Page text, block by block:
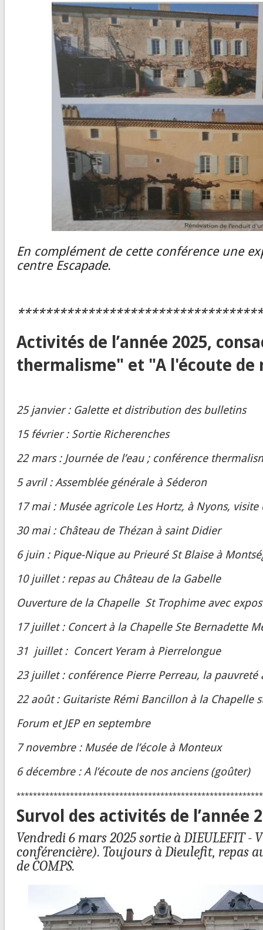
En complément de cette conférence une
centre Escapade.
Activités de l’année 2025,
thermalisme" et "A l'écoute de
25 janvier : Galette et distribution des bulletins
15 février : Sortie Richerenches
22 mars : Journée de l’eau ; conférence
5 avril : Assemblée générale à Séderon
17 mai : Musée agricole Les Hortz, à Nyons,
30 mai : Château de Thézan à saint Didier
6 juin : Pique-Nique au Prieuré St Blaise à
10 juillet : repas au Château de la Gabelle
Ouverture de la Chapelle St Trophime avec
17 juillet : Concert à la Chapelle Ste Bernadette
31 juillet : Concert Yeram à Pierrelongue
23 juillet : conférence Pierre Perreau, la pauvreté
22 août : Guitariste Rémi Bancillon à la Chapelle
Forum et JEP en septembre
7 novembre : Musée de l’école à Monteux
6 décembre : A l’écoute de nos anciens (goûter)
Survol des activités de l’année
Vendredi 6 mars 2025 sortie à DIEULEFIT -
conférencière). Toujours à Dieulefit, repas
de COMPS.